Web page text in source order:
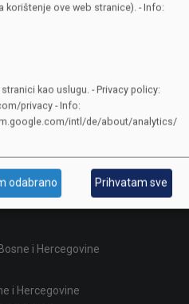
Čauševića 1
i Hercegovine
i Hercegovine
korištenje ove web stranice). - Info:
kao uslugu. - Privacy policy:
privacy - Info:
intl/de/about/analytics/
odabrano Prihvatam sve